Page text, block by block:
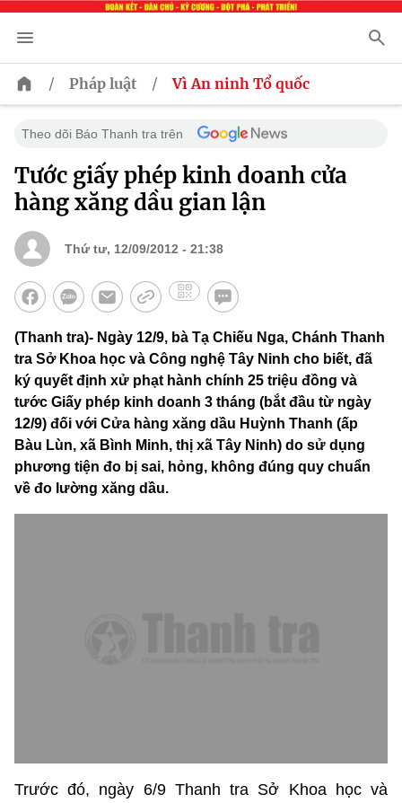
/ Pháp luật / Vì An ninh Tổ quốc
Theo dõi Báo Thanh tra trên
Tước giấy phép kinh doanh cửa
hàng xăng dầu gian lận
Thứ tư, 12/09/2012 - 21:38
(Thanh tra)- Ngày 12/9, bà Tạ Chiếu Nga, Chánh Thanh
tra Sở Khoa học và Công nghệ Tây Ninh cho biết, đã
ký quyết định xử phạt hành chính 25 triệu đồng và
tước Giấy phép kinh doanh 3 tháng (bắt đầu từ ngày
12/9) đối với Cửa hàng xăng dầu Huỳnh Thanh (ấp
Bàu Lùn, xã Bình Minh, thị xã Tây Ninh) do sử dụng
phương tiện đo bị sai, hỏng, không đúng quy chuẩn
về đo lường xăng dầu.
Trước đó, ngày 6/9 Thanh tra Sở Khoa học và